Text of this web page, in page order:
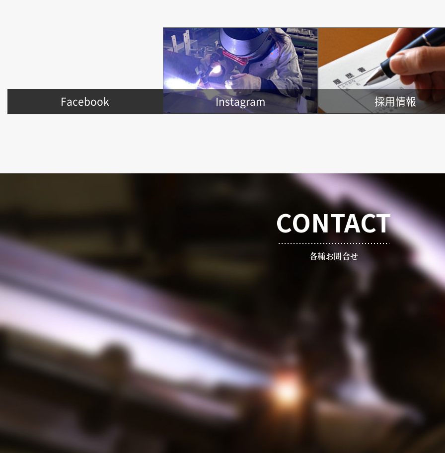
Facebook Instagram 採用情報
CONTACT
各種お問合せ
06-6471-9225